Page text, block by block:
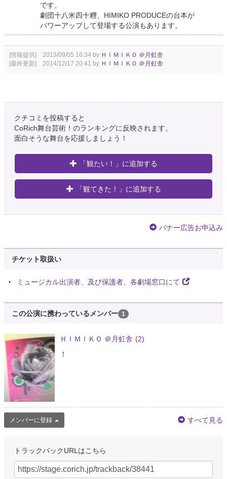
です。
劇団十八米四十糎、HIMIKO PRODUCEの台本が
パワーアップして登場する公演もあります。
[情報提供] 2013/09/05 16:34 by ＨＩＭＩＫＯ ＠月虹舎
[最終更新] 2014/12/17 20:41 by ＨＩＭＩＫＯ ＠月虹舎
クチコミを投稿すると
CoRich舞台芸術！のランキングに反映されます。
面白そうな舞台を応援しましょう！
「観たい！」に追加する
「観てきた！」に追加する
バナー広告お申込み
チケット取扱い
ミュージカル出演者、及び保護者、各劇場窓口にて
この公演に携わっているメンバー 1
ＨＩＭＩＫＯ ＠月虹舎 (2)
！
メンバーに登録 すべて見る
トラックバックURLはこちら